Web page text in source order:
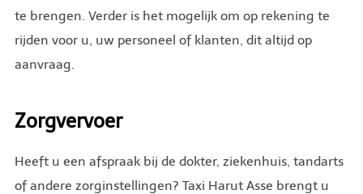
te brengen. Verder is het mogelijk om op rekening te
rijden voor u, uw personeel of klanten, dit altijd op
aanvraag.
Zorgvervoer
Heeft u een afspraak bij de dokter, ziekenhuis, tandarts
of andere zorginstellingen? Taxi Harut Asse brengt u